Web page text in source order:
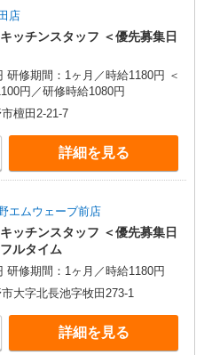
店
ッチンスタッフ ＜優先募集日
研修期間：1ヶ月／時給1180円 ＜
円／研修時給1080円
檀田2-21-7
詳細を見る
エムウェーブ前店
ッチンスタッフ ＜優先募集日
ルタイム
研修期間：1ヶ月／時給1180円
大字北長池字牧田273-1
詳細を見る